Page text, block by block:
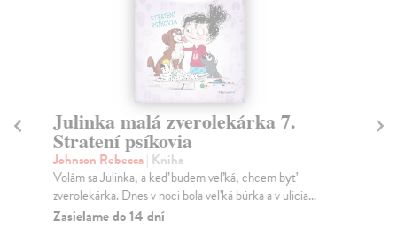
Julinka malá zverolekárka 7.
Stratení psíkovia
Johnson Rebecca| Kniha
Volám sa Julinka, a keď budem veľká, chcem byť
zverolekárka. Dnes v noci bola veľká búrka a v ulicia...
Zasielame do 14 dní